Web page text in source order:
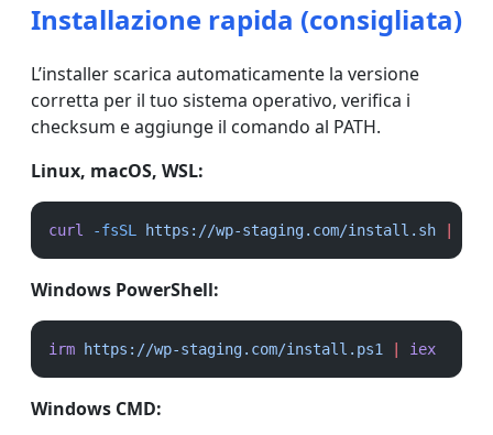
Installazione rapida (consigliata)
L’installer scarica automaticamente la versione
corretta per il tuo sistema operativo, verifica i
checksum e aggiunge il comando al PATH.
Linux, macOS, WSL:
curl -fsSL https://wp-staging.com/install.sh
Windows PowerShell:
irm https://wp-staging.com/install.ps1 iex
Windows CMD: